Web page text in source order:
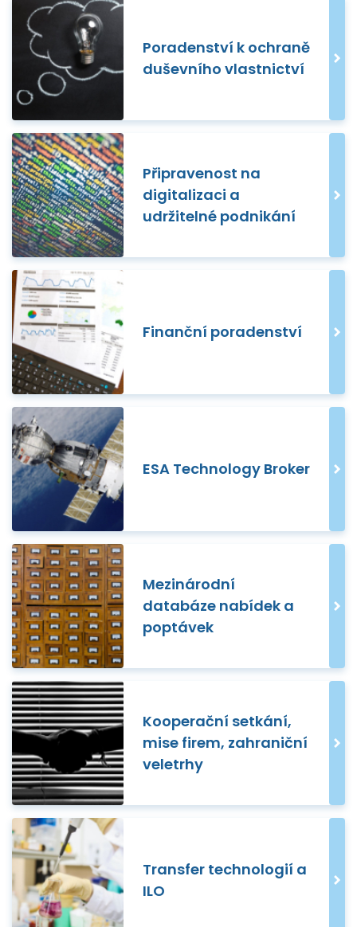
Poradenství k ochraně
duševního vlastnictví
Připravenost na
digitalizaci a
udržitelné podnikání
Finanční poradenství
ESA Technology Broker
Mezinárodní
databáze nabídek a
poptávek
Kooperační setkání,
mise firem, zahraniční
veletrhy
Transfer technologií a
ILO